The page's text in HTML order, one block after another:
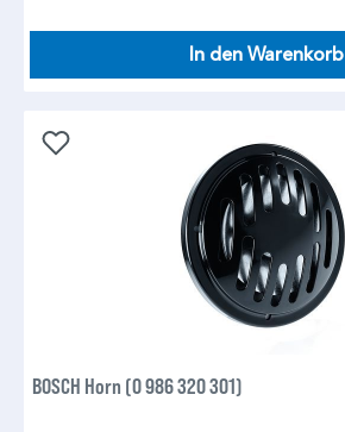
In den Warenkorb
BOSCH Horn (0 986 320 301)